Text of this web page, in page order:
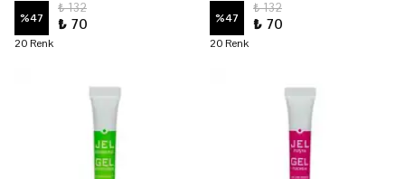
%47
₺ 132
₺ 70
20 Renk
%47
₺ 132
₺ 70
20 Renk